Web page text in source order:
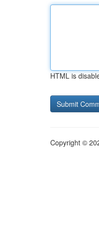
HTML is
Copyright ©